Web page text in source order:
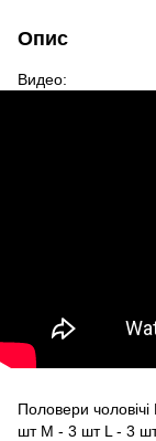
Опис
Видео:
Половери
шт M - 3 шт L - 3